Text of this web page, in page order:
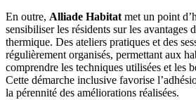
En outre, Alliade Habitat met un point
sensibiliser les résidents sur les avantages
thermique. Des ateliers pratiques et des
régulièrement organisés, permettant aux
comprendre les techniques utilisées et les
Cette démarche inclusive favorise
la pérennité des améliorations réalisées.